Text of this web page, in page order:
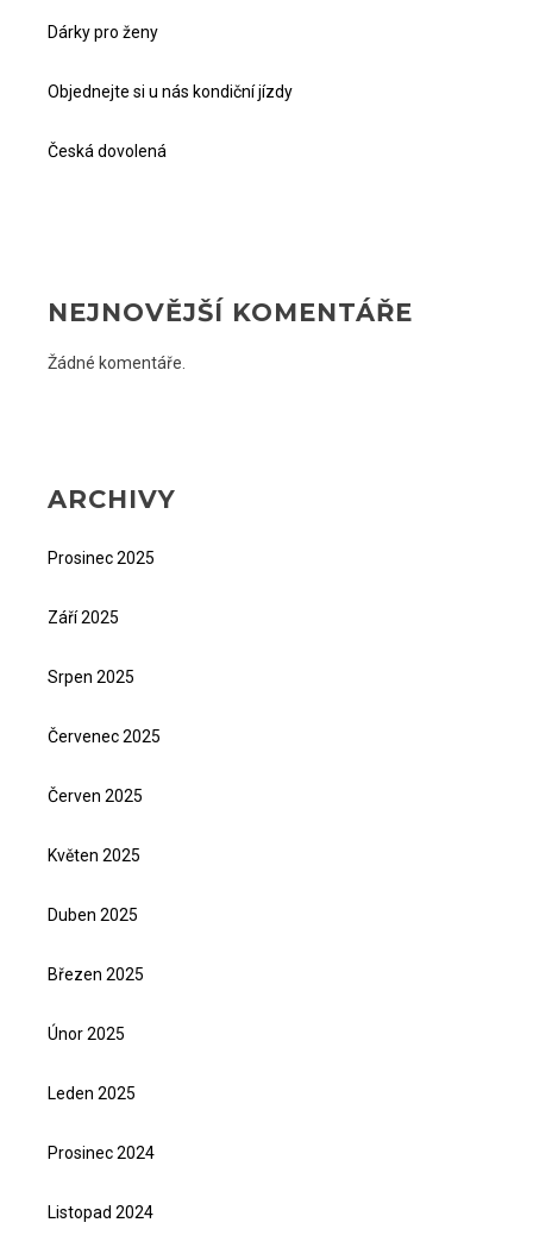
Dárky pro ženy
Objednejte si u nás kondiční jízdy
Česká dovolená
NEJNOVĚJŠÍ KOMENTÁŘE
Žádné komentáře.
ARCHIVY
Prosinec 2025
Září 2025
Srpen 2025
Červenec 2025
Červen 2025
Květen 2025
Duben 2025
Březen 2025
Únor 2025
Leden 2025
Prosinec 2024
Listopad 2024